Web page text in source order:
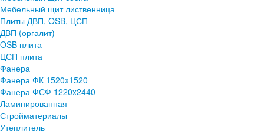
Мебельный щит лиственница
Плиты ДВП, OSB, ЦСП
ДВП (оргалит)
OSB плита
ЦСП плита
Фанера
Фанера ФК 1520x1520
Фанера ФСФ 1220x2440
Ламинированная
Стройматериалы
Утеплитель